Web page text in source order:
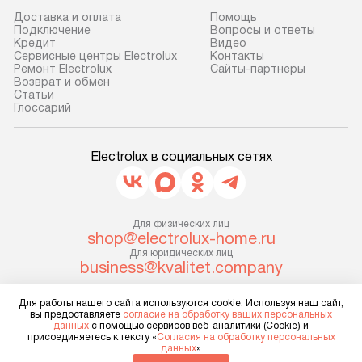
транспортной компании в г. Москва.
Пожалуйста, уточняйте условия
доставки у менеджера при
оформлении заказа.
В оговоренный день служба
доставки доставит упакованный
Если необходимо переместить
прибор до места установки,
уточните это с менеджером.
За данную услугу взимается
дополнительная плата. Важно
прибора не позволяют ему пройти
через дверной проем, сотрудники
транспортной службы не могут
демонтировать дверцы, ручки или
предполагают,
установленной
коммуникациям,
В стандартную
не включаются:
коммуникаций,
Доставка и оплата
Подключение
Кредит
Сервисные центры Electrolux
Ремонт Electrolux
Возврат и обмен
Cтатьи
Глоссарий
Помощь
Вопросы и ответы
Видео
Контакты
Сайты-партнеры
Electrolux в социальных сетях
Для физических лиц
shop@electrolux-home.ru
Для юридических лиц
business@kvalitet.company
НАПИСАТЬ РУКОВОДСТВУ
Политика конфиденциальности
Для работы нашего сайта используются cookie. Используя наш сайт,
вы предоставляете согласие на обработку ваших персональных
данных с помощью сервисов веб-аналитики (Cookie) и
присоединяетесь к тексту «Согласия на обработку персональных
данных»